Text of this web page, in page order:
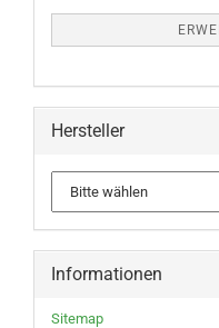
Hersteller
Informationen
Sitemap